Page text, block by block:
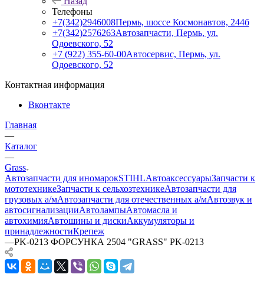
Телефоны
+7(342)2946008Пермь, шоссе Космонавтов, 244б
+7(342)2576263Автозапчасти, Пермь, ул.
Одоевского, 52
+7 (922) 355-60-00Автосервис, Пермь, ул.
Одоевского, 52
Контактная информация
Вконтакте
Главная
—
Каталог
—
Grass
Автозапчасти для иномарокSTIHLАвтоаксессуарыЗапчасти к
мототехникеЗапчасти к сельхозтехникеАвтозапчасти для
грузовых а/мАвтозапчасти для отечественных а/мАвтозвук и
автосигнализацииАвтолампыАвтомасла и
автохимияАвтошины и дискиАккумуляторы и
принадлежностиКрепеж
—PK-0213 ФОРСУНКА 2504 "GRASS" PK-0213